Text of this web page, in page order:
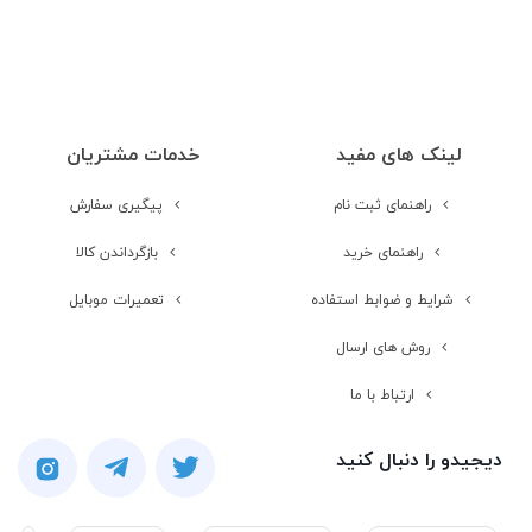
لینک های مفید
راهنمای ثبت نام
راهنمای خرید
شرایط و ضوابط استفاده
روش های ارسال
ارتباط با ما
خدمات مشتریان
پیگیری سفارش
بازگرداندن کالا
تعمیرات موبایل
دیجیدو را دنبال کنید